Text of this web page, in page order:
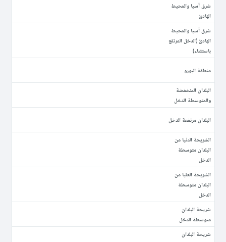
شرق آسيا والمحيط
الهادئ
شرق آسيا والمحيط
الهادئ (الدخل المرتفع
باستثناء)
منطقة اليورو
البلدان المنخفضة
والمتوسطة الدخل
البلدان مرتفعة الدخل
الشريحة الدنيا من
البلدان متوسطة
الدخل
الشريحة العليا من
البلدان متوسطة
الدخل
شريحة البلدان
متوسطة الدخل
شريحة البلدان